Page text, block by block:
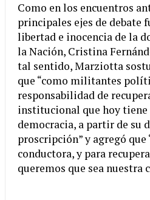
Como en los encuentros
principales ejes de debate
libertad e inocencia de la
la Nación, Cristina
tal sentido, Marziotta
que “como militantes
responsabilidad de
institucional que hoy
democracia, a partir de su
proscripción” y agregó
conductora, y para
queremos que sea nuestra